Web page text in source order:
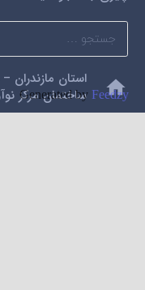
جستجو
برای:
home
استان مازندران
ساختمان مرکز
Generated by Feedzy